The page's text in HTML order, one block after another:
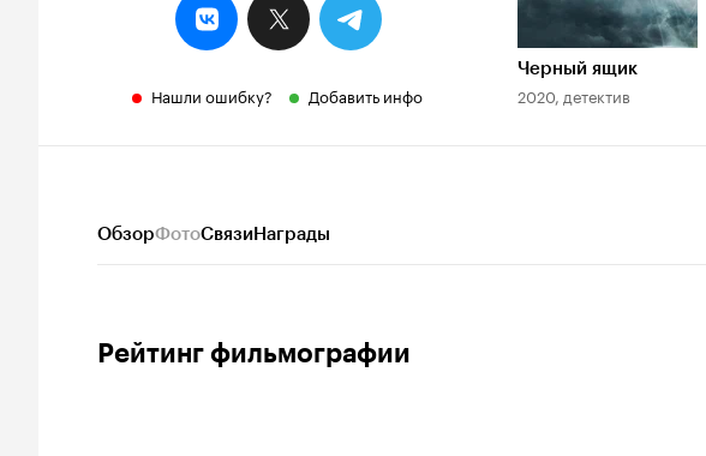
Нашли ошибку? Добавить инфо
Черный ящик
2020, детектив
ОбзорФотоСвязиНаграды
Рейтинг фильмографии